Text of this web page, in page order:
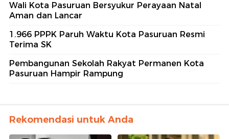
Wali Kota Pasuruan Bersyukur Perayaan Natal
Aman dan Lancar
1.966 PPPK Paruh Waktu Kota Pasuruan Resmi
Terima SK
Pembangunan Sekolah Rakyat Permanen Kota
Pasuruan Hampir Rampung
Rekomendasi untuk Anda